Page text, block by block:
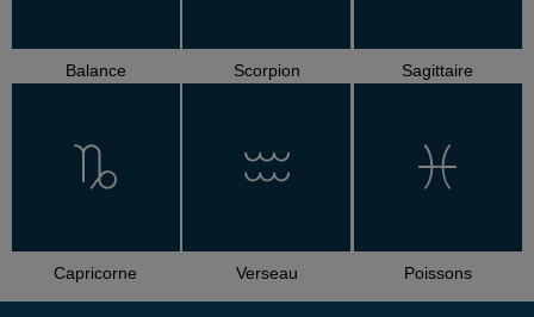
Balance Scorpion Sagittaire
Capricorne Verseau Poissons